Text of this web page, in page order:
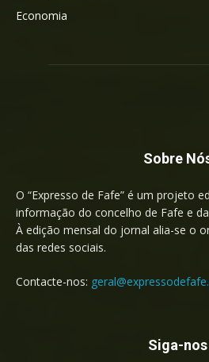
Economia
Sobre
O “Expresso de Fafe” é um projeto
informação do concelho de Fafe e
À edição mensal do jornal alia-se o
das redes sociais.
Contacte-nos:
Siga-nos